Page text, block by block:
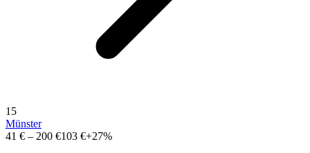
15
Münster
41 € – 200 €103 €+27%